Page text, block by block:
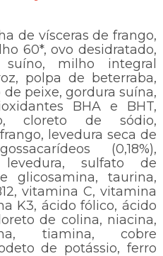
de vísceras de frango,
60*, ovo desidratado,
milho integral
polpa de beterraba,
peixe, gordura suína,
BHA e BHT,
cloreto de sódio,
levedura seca de
(0,18%),
sulfato de
glicosamina, taurina,
vitamina C, vitamina
K3, ácido fólico, ácido
de colina, niacina,
tiamina, cobre
de potássio, ferro